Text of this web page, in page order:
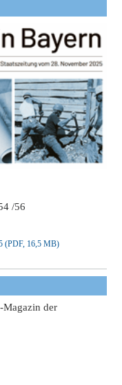
/56
(PDF, 16,5 MB)
Magazin der